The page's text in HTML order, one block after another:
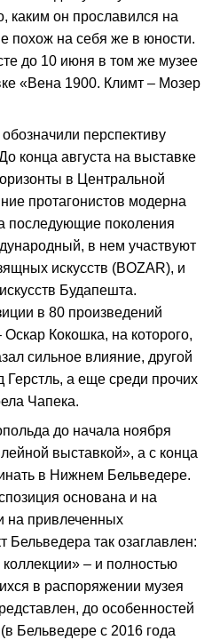
каким он прославился на
похож на себя же в юности.
до 10 июня в том же музее
«Вена 1900. Климт – Мозер
перспективу
конца августа на выставке
в Центральной
протагонистов модерна
последующие поколения
в нем участвуют
искусств (BOZАR), и
Будапешта.
в 80 произведений
Кокошка, на которого,
сильное влияние, другой
Герстль, а еще среди прочих
Чапека.
до начала ноября
выставкой», а с конца
в Нижнем Бельведере.
основана и на
на привлеченных
Бельведера так озаглавлен:
– и полностью
в распоряжении музея
до особенностей
Бельведере с 2016 года